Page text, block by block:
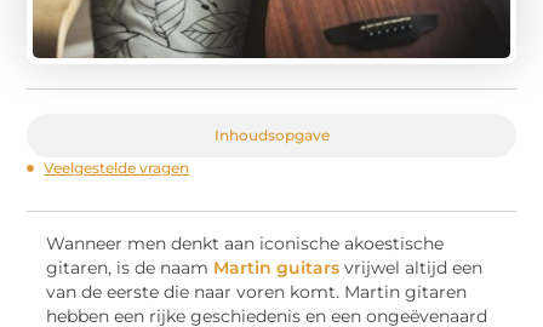
Inhoudsopgave
Veelgestelde vragen
Wanneer men denkt aan iconische akoestische
gitaren, is de naam Martin guitars vrijwel altijd een
van de eerste die naar voren komt. Martin gitaren
hebben een rijke geschiedenis en een ongeëvenaard